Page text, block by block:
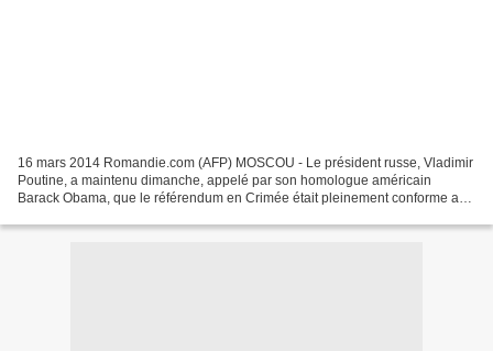
16 mars 2014 Romandie.com (AFP) MOSCOU - Le président russe, Vladimir
Poutine, a maintenu dimanche, appelé par son homologue américain
Barack Obama, que le référendum en Crimée était pleinement conforme au